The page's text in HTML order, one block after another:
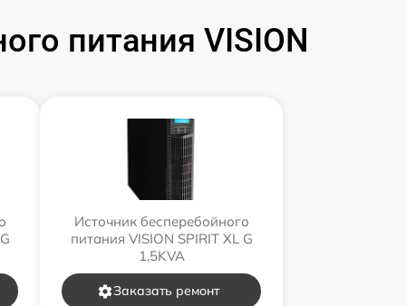
питания VISION
Источник бесперебойного
питания VISION SPIRIT XL G
1,5KVA
Заказать ремонт